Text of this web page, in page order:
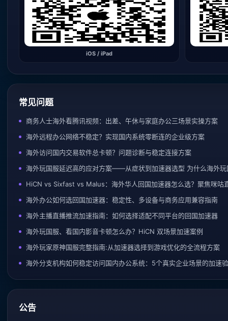
iOS / iPad
常见问题
商务人士海外看腾讯视频：出差、午休与家庭办公三场景实操方案
海外远程办公网络不稳定？实现国内系统零断连的企业级方案
海外访问国内交易软件总卡顿？问题诊断与稳定连接方案
海外玩国服延迟高的应对方案——从症状到加速器选型 为什么海外
HiCN vs Sixfast vs Malus：海外华人回国加速器怎么选？聚焦咪咕
海外办公如何选回国加速器：稳定性、多设备与商务应用兼容指南
海外主播直播推流加速指南：如何选择适配不同平台的回国加速器
海外玩国服、看国内影音卡顿怎么办？HiCN 双场景加速案例
海外玩家原神国服完整指南:从加速器选择到游戏优化的全流程方案
海外分支机构如何稳定访问国内办公系统：5个真实企业场景的加速
公告